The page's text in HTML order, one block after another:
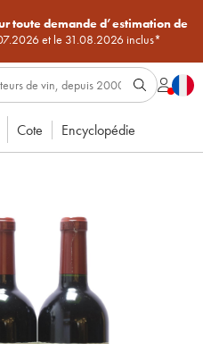
toute demande d’estimation de
et le 31.08.2026 inclus*
Cote Encyclopédie